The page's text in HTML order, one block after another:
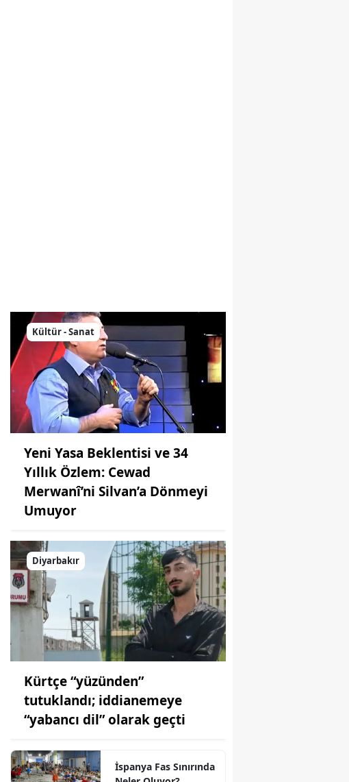
Anne Bir Mezar Taşının Peşinde
Kültür - Sanat
Yeni Yasa Beklentisi ve 34
Yıllık Özlem: Cewad
Merwanî’ni Silvan’a Dönmeyi
Umuyor
Diyarbakır
Kürtçe “yüzünden”
tutuklandı; iddianemeye
“yabancı dil” olarak geçti
İspanya Fas Sınırında